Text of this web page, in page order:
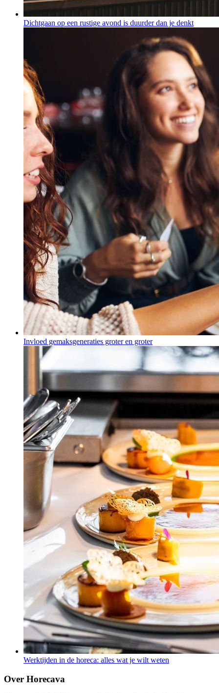
Dichtgaan op een rustige avond is duurder dan je denkt
Invloed gemaksgeneraties groter en groter
Werktijden in de horeca: alles wat je wilt weten
Over Horecava